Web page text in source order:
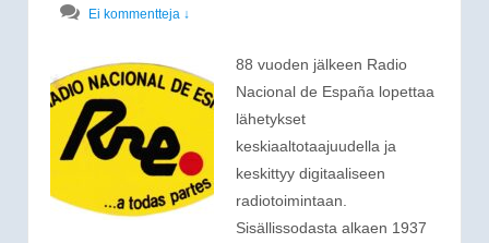
Ei kommentteja ↓
88 vuoden jälkeen Radio
Nacional de España lopettaa
lähetykset
keskiaaltotaajuudella ja
keskittyy digitaaliseen
radiotoimintaan.
Sisällissodasta alkaen 1937